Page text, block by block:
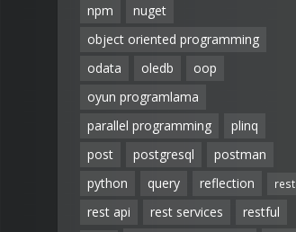
npm
nuget
object oriented programming
odata
oledb
oop
oyun programlama
parallel programming
plinq
post
postgresql
postman
python
query reflection rest
rest api rest services restful